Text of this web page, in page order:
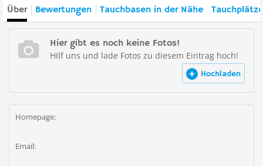
Über Bewertungen Tauchbasen in der Nähe
Hier gibt es noch keine Fotos!
Hilf uns und lade Fotos zu diesem Eintrag hoch!
Hochladen
Homepage:
Email: